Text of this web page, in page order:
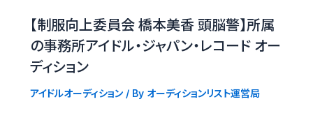
【制服向上委員会 橋本美香 頭脳警】所属
の事務所アイドル・ジャパン・レコード オー
ディション
アイドルオーディション/ By オーディションリスト運営局